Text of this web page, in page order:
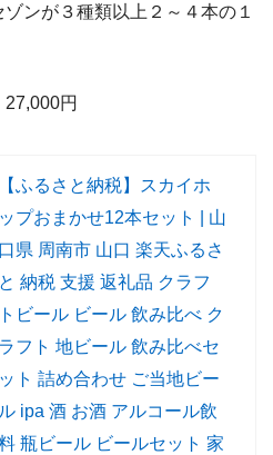
ンが３種類以上２～４本の１
27,000円
【ふるさと納税】スカイホ
ップおまかせ12本セット | 山
口県 周南市 山口 楽天ふるさ
と 納税 支援 返礼品 クラフ
トビール ビール 飲み比べ ク
ラフト 地ビール 飲み比べセ
ット 詰め合わせ ご当地ビー
ル ipa 酒 お酒 アルコール飲
瓶ビール ビールセット 家